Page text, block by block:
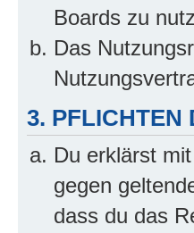
Boards zu
Das
3. PFLICHTEN
Du erklärst
gegen
dass du das